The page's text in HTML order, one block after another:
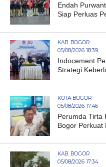
Endah
Siap Perluas
KAB. BOGOR
05/08/2026 18:39
Indocement
Strategi
KOTA BOGOR
05/08/2026 17:46
Perumda Tirta
Bogor Perkuat
KAB. BOGOR
05/08/2026 17:34